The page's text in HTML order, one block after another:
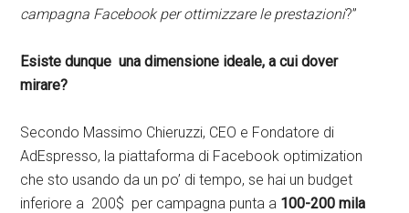
campagna Facebook per ottimizzare le prestazioni?”
Esiste dunque una dimensione ideale, a cui dover
mirare?
Secondo Massimo Chieruzzi, CEO e Fondatore di
AdEspresso, la piattaforma di Facebook optimization
che sto usando da un po’ di tempo, se hai un budget
inferiore a 200$ per campagna punta a 100-200 mila